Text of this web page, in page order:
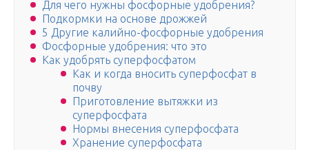
Для чего нужны фосфорные удобрения?
Подкормки на основе дрожжей
5 Другие калийно-фосфорные удобрения
Фосфорные удобрения: что это
Как удобрять суперфосфатом
Как и когда вносить суперфосфат в
почву
Приготовление вытяжки из
суперфосфата
Нормы внесения суперфосфата
Хранение суперфосфата